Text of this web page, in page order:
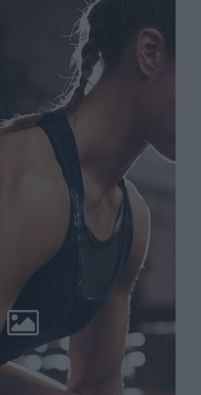
na siłowni.
podpowiada, co